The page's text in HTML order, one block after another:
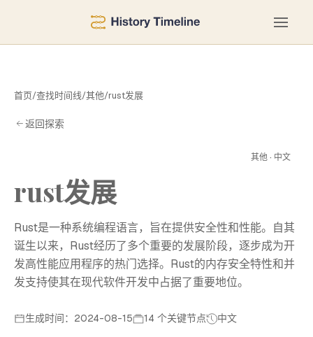
首页/查找时间线/其他/rust发展
返回探索
其他 · 中文
rust发展
Rust是一种系统编程语言，旨在提供安全性和性能。自其
诞生以来，Rust经历了多个重要的发展阶段，逐步成为开
发高性能应用程序的热门选择。Rust的内存安全特性和并
发支持使其在现代软件开发中占据了重要地位。
生成时间：2024-08-15 14 个关键节点 中文